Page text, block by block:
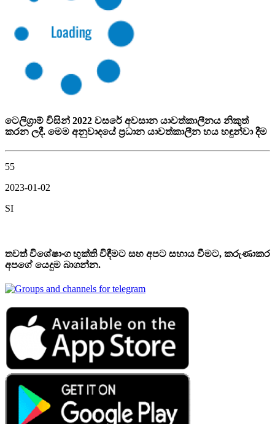
ටෙලිග්‍රාම් විසින් 2022 වසරේ අවසාන යාවත්කාලීනය නිකුත්
කරන ලදී. මෙම අනුවාදයේ ප්‍රධාන යාවත්කාලීන හය හඳුන්වා දීම
55
2023-01-02
SI
තවත් විශේෂාංග භුක්ති විඳීමට සහ අපට සහාය වීමට, කරුණාකර
අපගේ යෙදුම බාගන්න.